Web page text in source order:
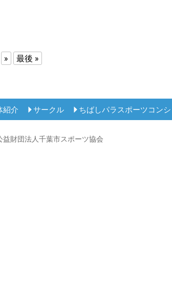
» 最後 »
紹介 サークル ちばしパラスポーツコンシ
財団法人千葉市スポーツ協会